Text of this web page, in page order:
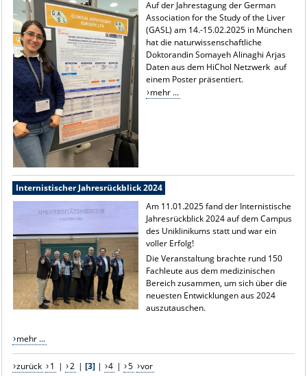
Auf der Jahrestagung der German
Association for the Study of the Liver
(GASL) am 14.-15.02.2025 in München
hat die naturwissenschaftliche
Doktorandin Somayeh Alinaghi Arjas
Daten aus dem HiChol Netzwerk auf
einem Poster präsentiert.
mehr ...
Internistischer Jahresrückblick 2024
Am 11.01.2025 fand der Internistische
Jahresrückblick 2024 auf dem Campus
des Uniklinikums statt und war ein
voller Erfolg!
Die Veranstaltung brachte rund 150
Fachleute aus dem medizinischen
Bereich zusammen, um sich über die
neuesten Entwicklungen aus 2024
auszutauschen.
mehr ...
zurück 1 | 2 | [3]| 4 | 5 vor